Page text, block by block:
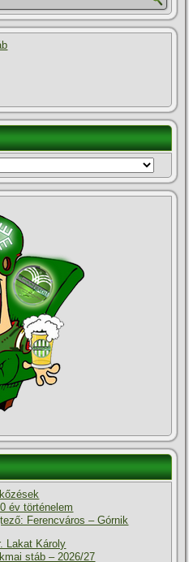
év történelem
Ferencváros – Górnik
Lakat Károly
stáb – 2026/27